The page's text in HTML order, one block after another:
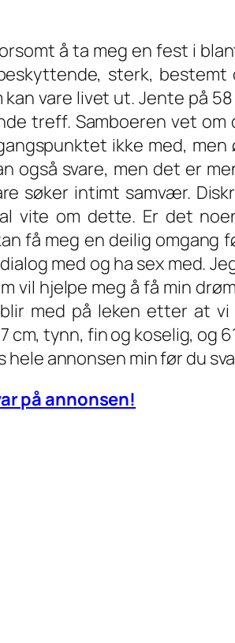
å ta meg en fest i
sterk,
vare livet ut. Jente på
treff. Samboeren vet
ikke med,
også svare, men det er
søker intimt samvær.
vite om dette. Er det
få meg en deilig omgang
med og ha sex med.
vil hjelpe meg å få min
med på leken etter at
cm, tynn, fin og koselig, og
hele annonsen min før du
på annonsen!